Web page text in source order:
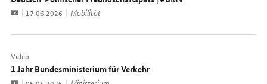
VideoDatum:
17.06.2026 Mobilität
Video
1 Jahr Bundesministerium für Verkehr